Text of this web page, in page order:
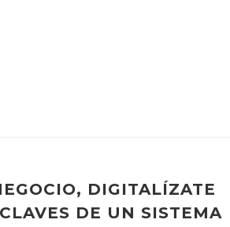
DIGITALÍZATE
DE UN SISTEMA